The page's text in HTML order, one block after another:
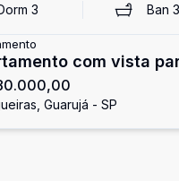
3 Ban 3
com vista
Pitangueiras,
Guarujá - SP